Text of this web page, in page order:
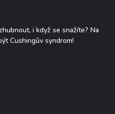
i když se snažíte? Na
Cushingův syndrom!